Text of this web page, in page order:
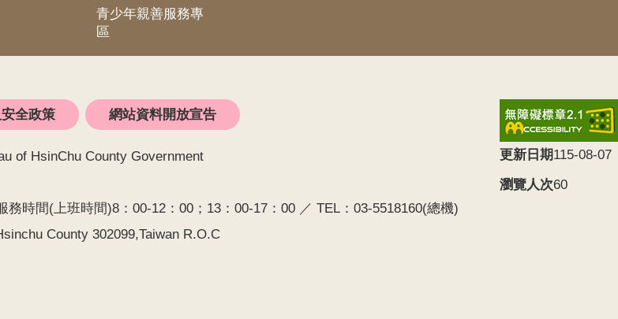
青少年親善服務專
區
全政策 網站資料開放宣告
of HsinChu County Government
時間(上班時間)8：00-12：00；13：00-17：00 ／ TEL：03-5518160(總機)
County 302099,Taiwan R.O.C
更新日期115-08-07
瀏覽人次60